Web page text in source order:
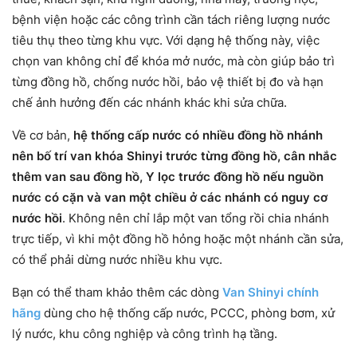
bệnh viện hoặc các công trình cần tách riêng lượng nước
tiêu thụ theo từng khu vực. Với dạng hệ thống này, việc
chọn van không chỉ để khóa mở nước, mà còn giúp bảo trì
từng đồng hồ, chống nước hồi, bảo vệ thiết bị đo và hạn
chế ảnh hưởng đến các nhánh khác khi sửa chữa.
Về cơ bản, hệ thống cấp nước có nhiều đồng hồ nhánh
nên bố trí van khóa Shinyi trước từng đồng hồ, cân nhắc
thêm van sau đồng hồ, Y lọc trước đồng hồ nếu nguồn
nước có cặn và van một chiều ở các nhánh có nguy cơ
nước hồi. Không nên chỉ lắp một van tổng rồi chia nhánh
trực tiếp, vì khi một đồng hồ hỏng hoặc một nhánh cần sửa,
có thể phải dừng nước nhiều khu vực.
Bạn có thể tham khảo thêm các dòng Van Shinyi chính
hãng dùng cho hệ thống cấp nước, PCCC, phòng bơm, xử
lý nước, khu công nghiệp và công trình hạ tầng.